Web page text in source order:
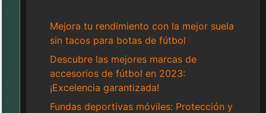
Mejora tu rendimiento con la mejor suela
sin tacos para botas de fútbol
Descubre las mejores marcas de
accesorios de fútbol en 2023:
¡Excelencia garantizada!
Fundas deportivas móviles: Protección y